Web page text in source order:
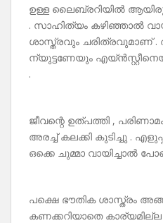
ഉള്ള ലൈബ്രറിയിൽ
. സാഹിത്യം കഴിഞ്ഞാൽ
ശാസ്ത്രവും
ന്യുട്ടണേയും
.
ജീവന്റെ ഉത്പത്തി ,
അരച്ച് കലക്കി കുടിച്ചു .
ഒക്കെ ചുമ്മാ വായിച്ചാൽ
പക്ഷെ ഭൗതിക ശാസ്ത്രം
കണക്കറിയാതെ